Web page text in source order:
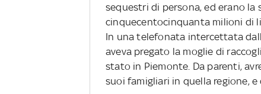
sequestri di persona, ed erano la
cinquecentocinquanta milioni di
In una telefonata intercettata
aveva pregato la moglie di
stato in Piemonte. Da parenti,
suoi famigliari in quella regione, e